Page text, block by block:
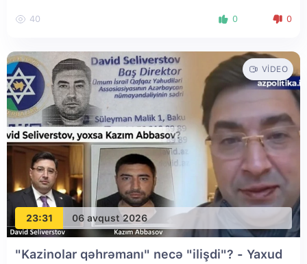
40 0 0
23:31 06 avqust 2026
VIDEO
"Kazinolar qəhrəmanı" necə "ilişdi"? - Yaxud